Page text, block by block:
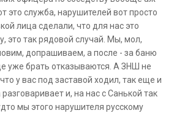
это служба, нарушителей вот просто
лица сделали, что для нас это
это так рядовой случай. Мы, мол,
допрашиваем, а после - за баню
уже брать отказываются. А ЗНШ не
у вас под заставой ходил, так еще и
и, на нас с Санькой так
мы этого нарушителя русскому